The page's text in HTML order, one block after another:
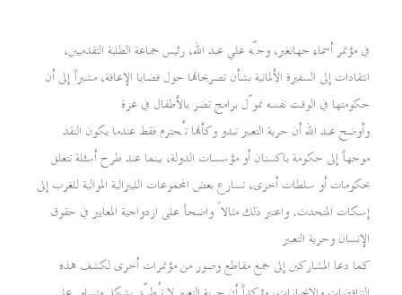
في مؤتمر أسماء جهانغير، وجّه علي عبد الله، رئيس جماعة الطلبة التقدميين،
انتقادات إلى السفيرة الألمانية بشأن تصريحاتها حول قضايا الإعاقة، مشيراً إلى أن
حكومتها في الوقت نفسه تموّل برامج تضر بالأطفال في غزة
وأوضح عبد الله أن حرية التعبير تبدو وكأنها تُحترم فقط عندما يكون النقد
موجهاً إلى حكومة باكستان أو مؤسسات الدولة، بينما عند طرح أسئلة تتعلق
بحكومات أو سلطات أخرى، تسارع بعض المجموعات الليبرالية الموالية للغرب إلى
إسكات المتحدث. واعتبر ذلك مثالاً واضحاً على ازدواجية المعايير في حقوق
الإنسان وحرية التعبير
كما دعا المشاركين إلى جمع مقاطع وصور من مؤتمرات أخرى لكشف هذه